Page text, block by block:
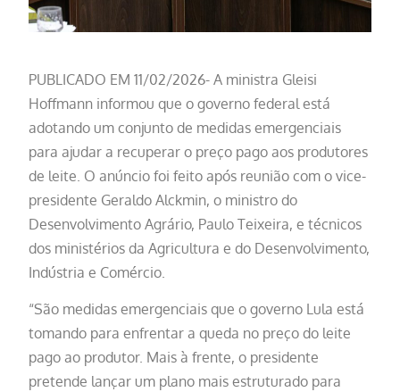
PUBLICADO EM 11/02/2026- A ministra Gleisi
Hoffmann informou que o governo federal está
adotando um conjunto de medidas emergenciais
para ajudar a recuperar o preço pago aos produtores
de leite. O anúncio foi feito após reunião com o vice-
presidente Geraldo Alckmin, o ministro do
Desenvolvimento Agrário, Paulo Teixeira, e técnicos
dos ministérios da Agricultura e do Desenvolvimento,
Indústria e Comércio.
“São medidas emergenciais que o governo Lula está
tomando para enfrentar a queda no preço do leite
pago ao produtor. Mais à frente, o presidente
pretende lançar um plano mais estruturado para